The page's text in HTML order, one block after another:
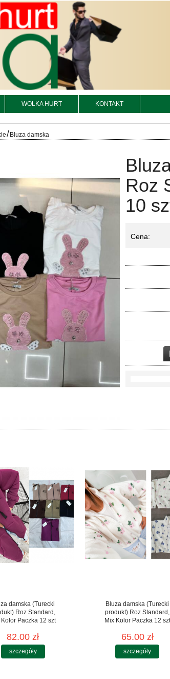
WOLKA HURT KONTAKT
/ Bluza damska
Roz
10
Cena:
damska (Turecki
Roz Standard,
Kolor Paczka 12 szt
82.00 zł
szczegóły
Bluza damska (Turecki
produkt) Roz Standard,
Mix Kolor Paczka 12 szt
65.00 zł
szczegóły